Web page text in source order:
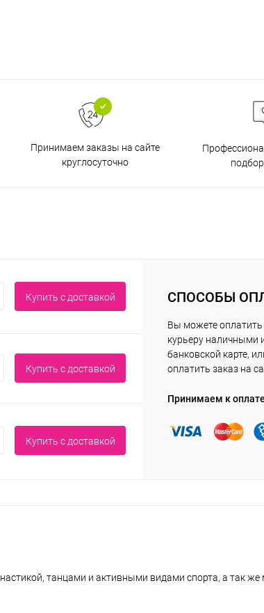
Принимаем заказы на сайте
круглосуточно
Купить c доставкой
Купить c доставкой
Купить c доставкой
СПОСОБЫ
Вы можете оплатить
курьеру наличными
банковской карте,
оплатить заказ на
Принимаем к
танцами и активными видами спорта, а так